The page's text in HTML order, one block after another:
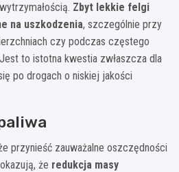
Zbyt lekkie felgi
na uszkodzenia, szczególnie przy
czy podczas częstego
to istotna kwestia zwłaszcza dla
po drogach o niskiej jakości
przynieść zauważalne oszczędności
że redukcja masy